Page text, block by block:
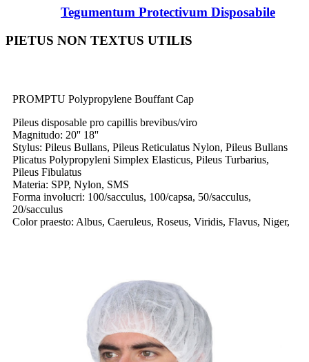
Tegumentum Protectivum Disposabile
PIETUS NON TEXTUS UTILIS
PROMPTU Polypropylene Bouffant Cap
Pileus disposable pro capillis brevibus/viro
Magnitudo: 20'' 18''
Stylus: Pileus Bullans, Pileus Reticulatus Nylon, Pileus Bullans
Plicatus Polypropyleni Simplex Elasticus, Pileus Turbarius,
Pileus Fibulatus
Materia: SPP, Nylon, SMS
Forma involucri: 100/sacculus, 100/capsa, 50/sacculus,
20/sacculus
Color praesto: Albus, Caeruleus, Roseus, Viridis, Flavus, Niger,